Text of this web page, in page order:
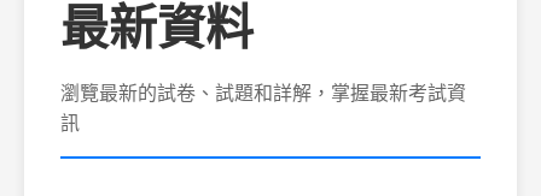
最新資料
瀏覽最新的試卷、試題和詳解，掌握最新考試資
訊